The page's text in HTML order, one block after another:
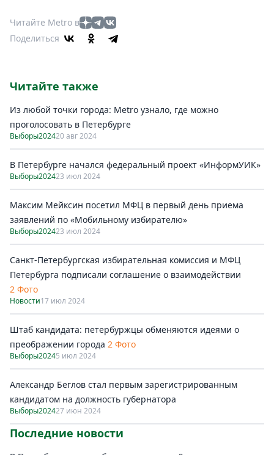
Читайте Metro в
Поделиться
Читайте также
Из любой точки города: Metro узнало, где можно
проголосовать в Петербурге
Выборы202420 авг 2024
В Петербурге начался федеральный проект «ИнформУИК»
Выборы202423 июл 2024
Максим Мейксин посетил МФЦ в первый день приема
заявлений по «Мобильному избирателю»
Выборы202423 июл 2024
Санкт-Петербургская избирательная комиссия и МФЦ
Петербурга подписали соглашение о взаимодействии
2 Фото
Новости17 июл 2024
Штаб кандидата: петербуржцы обменяются идеями о
преображении города 2 Фото
Выборы20245 июл 2024
Александр Беглов стал первым зарегистрированным
кандидатом на должность губернатора
Выборы202427 июн 2024
Последние новости